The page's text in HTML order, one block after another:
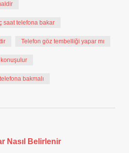
saat telefona bakar
Telefon göz tembelliği yapar mı
bakmalı
Nasıl Belirlenir